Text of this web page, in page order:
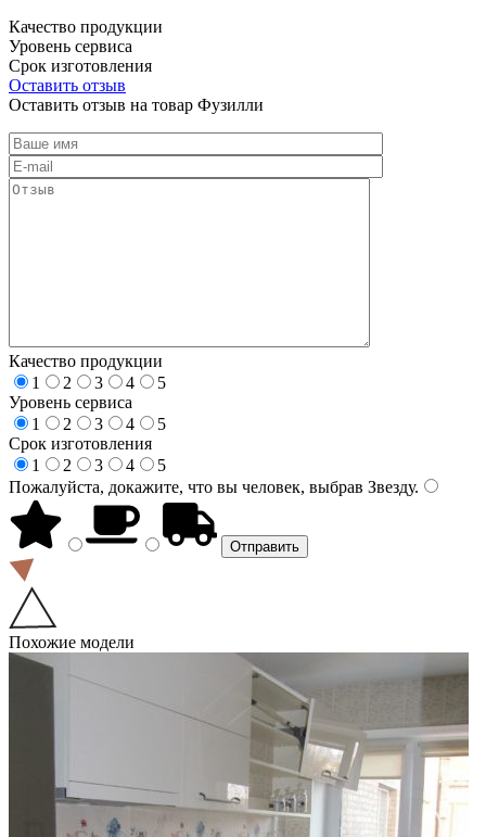
Качество продукции
Уровень сервиса
Срок изготовления
Оставить отзыв
Оставить отзыв на товар Фузилли
Качество продукции
1
2 3 4
5
Уровень сервиса
1
2 3 4
5
Срок изготовления
1
2 3 4
5
Пожалуйста, докажите, что вы человек, выбрав Звезду.
Похожие модели